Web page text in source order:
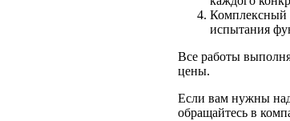
Комплексный
испытания
Все работы
цены.
Если вам нужны
обращайтесь в